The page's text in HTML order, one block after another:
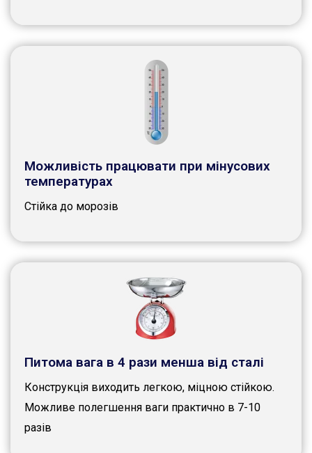
Можливість працювати при мінусових
температурах
Стійка до морозів
Питома вага в 4 рази менша від сталі
Конструкція виходить легкою, міцною стійкою.
Можливе полегшення ваги практично в 7-10
разів